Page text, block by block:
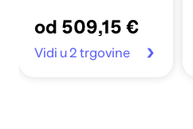
koža, krema
od 509,15 €
Vidi u 2 trgovine